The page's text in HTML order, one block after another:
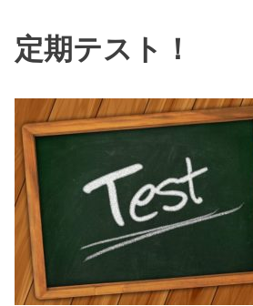
定期テスト！